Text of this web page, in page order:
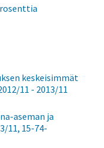
keskeisimmät
11 - 2013/11
aseman ja
11, 15-74-